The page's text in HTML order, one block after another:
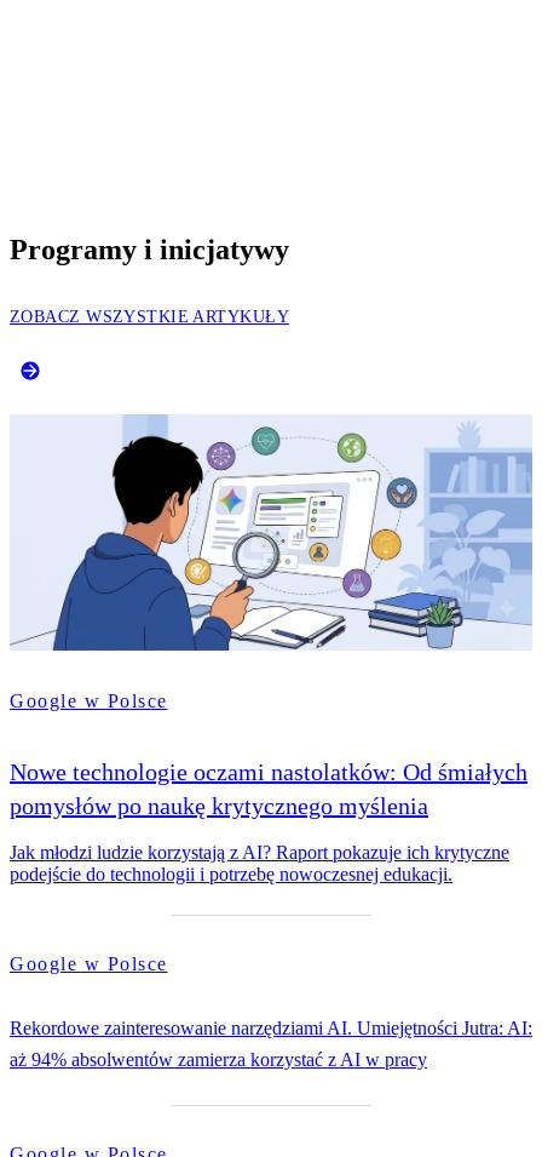
Programy i inicjatywy
ZOBACZ WSZYSTKIE ARTYKUŁY
Google w Polsce
Nowe technologie oczami nastolatków: Od śmiałych
pomysłów po naukę krytycznego myślenia
Jak młodzi ludzie korzystają z AI? Raport pokazuje ich krytyczne
podejście do technologii i potrzebę nowoczesnej edukacji.
Google w Polsce
Rekordowe zainteresowanie narzędziami AI. Umiejętności Jutra: AI:
aż 94% absolwentów zamierza korzystać z AI w pracy